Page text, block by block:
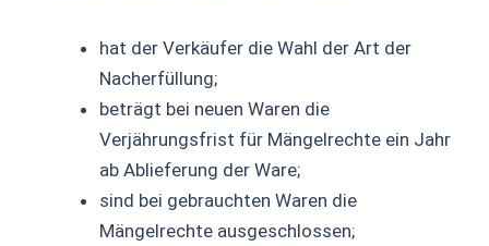
hat der Verkäufer die Wahl der Art der
Nacherfüllung;
beträgt bei neuen Waren die
Verjährungsfrist für Mängelrechte ein Jahr
ab Ablieferung der Ware;
sind bei gebrauchten Waren die
Mängelrechte ausgeschlossen;